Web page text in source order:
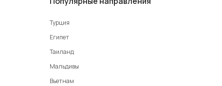
Турция
Египет
Таиланд
Мальдивы
Вьетнам